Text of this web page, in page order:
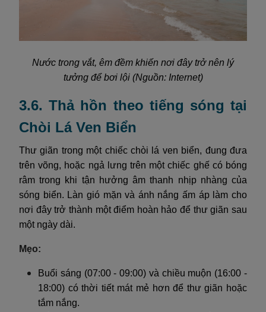
Nước trong vắt, êm đềm khiến nơi đây trở nên lý
tưởng để bơi lội (Nguồn: Internet)
3.6. Thả hồn theo tiếng sóng tại
Chòi Lá Ven Biển
Thư giãn trong một chiếc chòi lá ven biển, đung đưa
trên võng, hoặc ngả lưng trên một chiếc ghế có bóng
râm trong khi tận hưởng âm thanh nhịp nhàng của
sóng biển. Làn gió mặn và ánh nắng ấm áp làm cho
nơi đây trở thành một điểm hoàn hảo để thư giãn sau
một ngày dài.
Mẹo:
Buổi sáng (07:00 - 09:00) và chiều muộn (16:00 -
18:00) có thời tiết mát mẻ hơn để thư giãn hoặc
tắm nắng.